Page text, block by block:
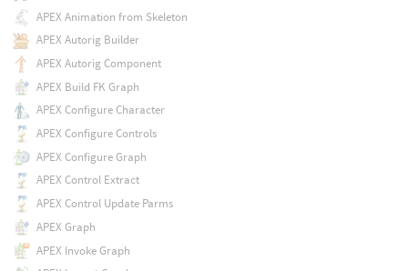
APEX Animation from Skeleton
APEX Autorig Builder
APEX Autorig Component
APEX Build FK Graph
APEX Configure Character
APEX Configure Controls
APEX Configure Graph
APEX Control Extract
APEX Control Update Parms
APEX Graph
APEX Invoke Graph